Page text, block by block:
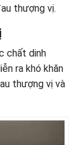
thượng vị.
chất dinh
ra khó khăn
thượng vị và